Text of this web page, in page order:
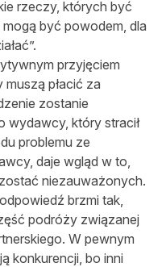
rzeczy, których być
być powodem, dla
przyjęciem
płacić za
zostanie
wydawcy, który stracił
problemu ze
daje wgląd w to,
niezauważonych.
brzmi tak,
podróży związanej
W pewnym
konkurencji, bo inni